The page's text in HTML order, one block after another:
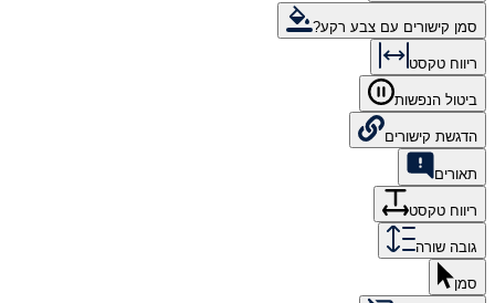
סמן קישורים עם צבע רקע?
ריווח טקסט
ביטול הנפשות
הדגשת קישורים
תאורים
ריווח טקסט
גובה שורה
סמן